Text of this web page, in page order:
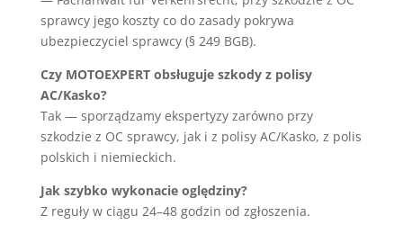
sprawcy jego koszty co do zasady pokrywa
ubezpieczyciel sprawcy (§ 249 BGB).
Czy MOTOEXPERT obsługuje szkody z polisy
AC/Kasko?
Tak — sporządzamy ekspertyzy zarówno przy
szkodzie z OC sprawcy, jak i z polisy AC/Kasko, z polis
polskich i niemieckich.
Jak szybko wykonacie oględziny?
Z reguły w ciągu 24–48 godzin od zgłoszenia.